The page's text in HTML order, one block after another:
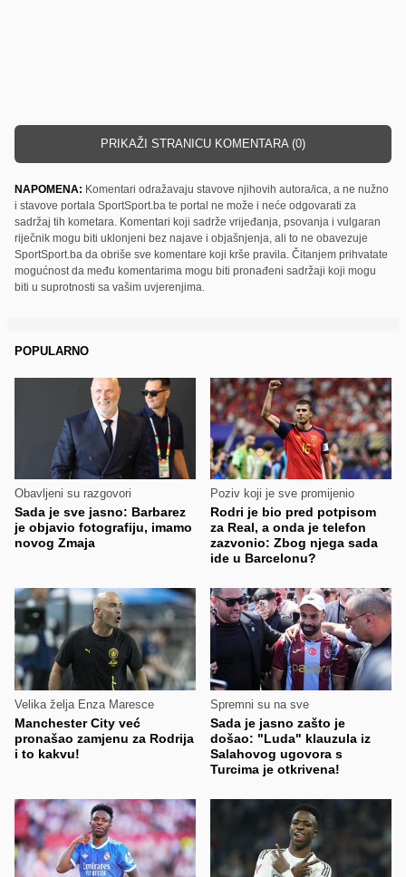
PRIKAŽI STRANICU KOMENTARA (0)
NAPOMENA: Komentari odražavaju stavove njihovih autora/ica, a ne nužno
i stavove portala SportSport.ba te portal ne može i neće odgovarati za
sadržaj tih kometara. Komentari koji sadrže vrijeđanja, psovanja i vulgaran
riječnik mogu biti uklonjeni bez najave i objašnjenja, ali to ne obavezuje
SportSport.ba da obriše sve komentare koji krše pravila. Čitanjem prihvatate
mogućnost da među komentarima mogu biti pronađeni sadržaji koji mogu
biti u suprotnosti sa vašim uvjerenjima.
POPULARNO
Obavljeni su razgovori
Sada je sve jasno: Barbarez
je objavio fotografiju, imamo
novog Zmaja
Poziv koji je sve promijenio
Rodri je bio pred potpisom
za Real, a onda je telefon
zazvonio: Zbog njega sada
ide u Barcelonu?
Velika želja Enza Maresce
Manchester City već
pronašao zamjenu za Rodrija
i to kakvu!
Spremni su na sve
Sada je jasno zašto je
došao: "Luda" klauzula iz
Salahovog ugovora s
Turcima je otkrivena!